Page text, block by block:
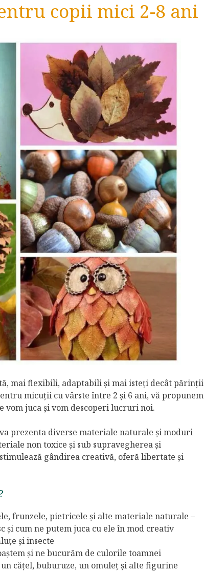
copii mici 2-8 ani
mai flexibili, adaptabili și mai isteți decât părinții
micuții cu vârste între 2 și 6 ani, vă propunem
juca și vom descoperi lucruri noi.
prezenta diverse materiale naturale și moduri
non toxice și sub supravegherea și
gândirea creativă, oferă libertate și
frunzele, pietricele și alte materiale naturale –
și cum ne putem juca cu ele în mod creativ
și insecte
și ne bucurăm de culorile toamnei
cățel, buburuze, un omuleț și alte figurine